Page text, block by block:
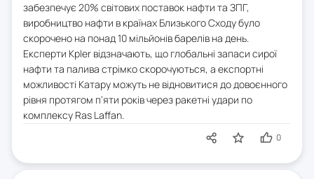
забезпечує 20% світових поставок нафти та ЗПГ,
виробництво нафти в країнах Близького Сходу було
скорочено на понад 10 мільйонів барелів на день.
Експерти Kpler відзначають, що глобальні запаси сирої
нафти та палива стрімко скорочуються, а експортні
можливості Катару можуть не відновитися до довоєнного
рівня протягом п’яти років через ракетні удари по
комплексу Ras Laffan.
0